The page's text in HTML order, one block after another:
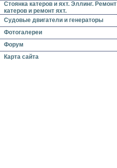
Стоянка катеров и яхт. Эллинг. Ремонт
катеров и ремонт яхт.
Судовые двигатели и генераторы
Фотогалереи
Форум
Карта сайта